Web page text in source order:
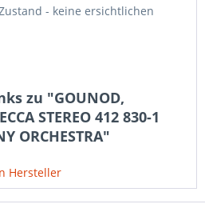
- keine ersichtlichen
zu "GOUNOD,
STEREO 412 830-1
ORCHESTRA"
Hersteller